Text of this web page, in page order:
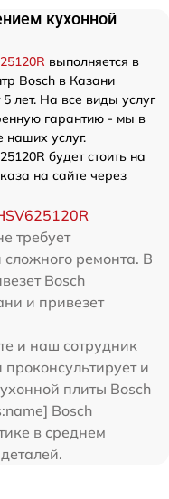
кухонной
выполняется в
Bosch в Казани
лет. На все виды услуг
гарантию - мы в
наших услуг.
будет стоить на
на сайте через
требует
ремонта. В
Bosch
и привезет
и наш сотрудник
и
плиты Bosch
Bosch
в среднем